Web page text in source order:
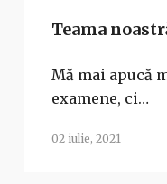
Teama
Mă mai apucă
examene, ci…
02 iulie, 2021